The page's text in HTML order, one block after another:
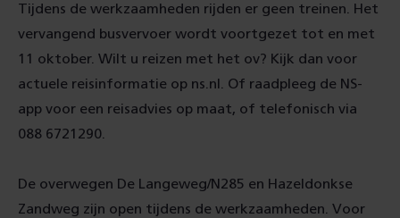
Tijdens de werkzaamheden rijden er geen treinen. Het
vervangend busvervoer wordt voortgezet tot en met
11 oktober. Wilt u reizen met het ov? Kijk dan voor
actuele reisinformatie op ns.nl. Of raadpleeg de NS-
app voor een reisadvies op maat, of telefonisch via
088 6721290.
De overwegen De Langeweg/N285 en Hazeldonkse
Zandweg zijn open tijdens de werkzaamheden. Voor